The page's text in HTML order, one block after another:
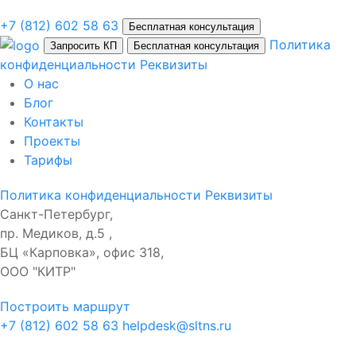
+7 (812) 602 58 63
Бесплатная консультация
Запросить КП
Бесплатная консультация
Политика
конфиденциальности Реквизиты
О нас
Блог
Контакты
Проекты
Тарифы
Политика конфиденциальности Реквизиты
Санкт-Петербург,
пр. Медиков, д.5 ,
БЦ «Карповка», офис 318,
ООО "КИТР"
Построить маршрут
+7 (812) 602 58 63 helpdesk@sltns.ru